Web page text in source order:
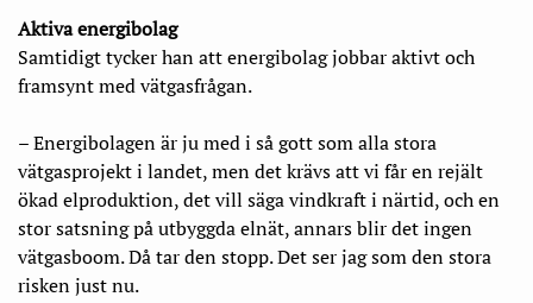
Aktiva energibolag
Samtidigt tycker han att energibolag jobbar aktivt och
framsynt med vätgasfrågan.
– Energibolagen är ju med i så gott som alla stora
vätgasprojekt i landet, men det krävs att vi får en rejält
ökad elproduktion, det vill säga vindkraft i närtid, och en
stor satsning på utbyggda elnät, annars blir det ingen
vätgasboom. Då tar den stopp. Det ser jag som den stora
risken just nu.